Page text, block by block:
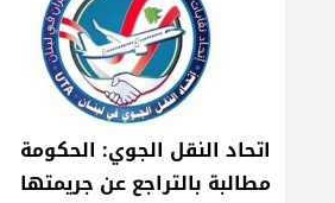
اتحاد النقل الجوي: الحكومة
مطالبة بالتراجع عن جريمتها